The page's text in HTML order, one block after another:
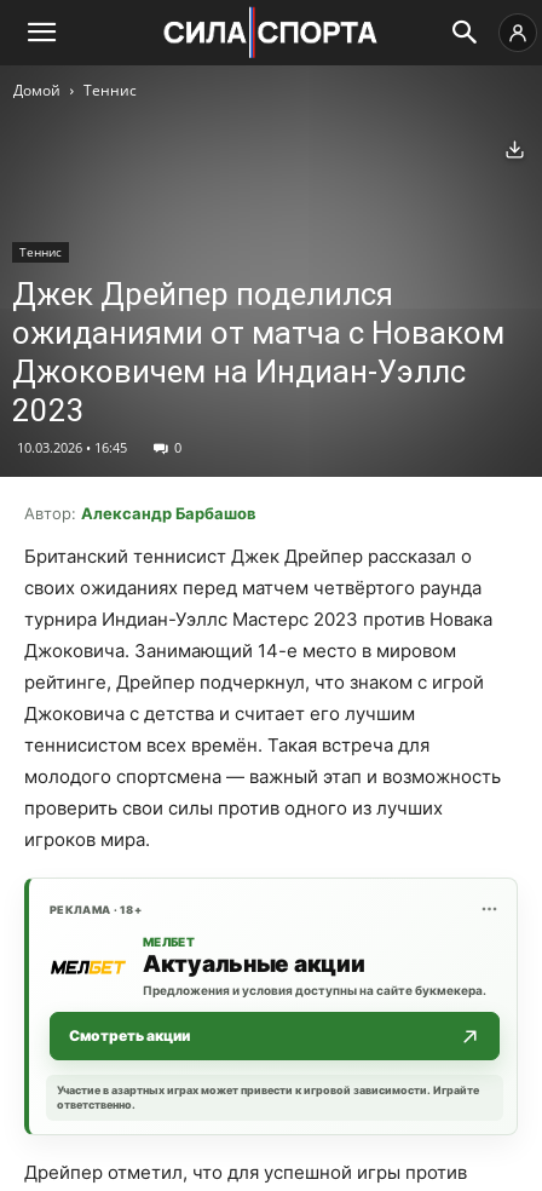
Домой Теннис
Теннис
Джек Дрейпер поделился
ожиданиями от матча с Новаком
Джоковичем на Индиан-Уэллс
2023
10.03.2026 • 16:45 0
Автор: Александр Барбашов
Британский теннисист Джек Дрейпер рассказал о
своих ожиданиях перед матчем четвёртого раунда
турнира Индиан-Уэллс Мастерс 2023 против Новака
Джоковича. Занимающий 14-е место в мировом
рейтинге, Дрейпер подчеркнул, что знаком с игрой
Джоковича с детства и считает его лучшим
теннисистом всех времён. Такая встреча для
молодого спортсмена — важный этап и возможность
проверить свои силы против одного из лучших
игроков мира.
РЕКЛАМА · 18+
МЕЛБЕТ
Актуальные акции
Предложения и условия доступны на сайте букмекера.
Смотреть акции
Участие в азартных играх может привести к игровой зависимости. Играйте
ответственно.
Дрейпер отметил, что для успешной игры против